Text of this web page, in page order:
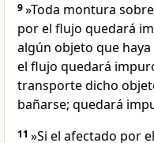
9»Toda montura
por el flujo quedará
algún objeto que
el flujo quedará
transporte dicho
bañarse; quedará
11 »Si el afectado por